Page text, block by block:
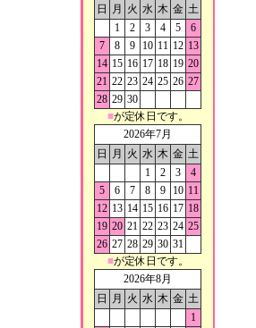
日
月 火 水 木 金 土
1
2 3 4 5
6
7
8 9 10 11 12 13
14 15 16 17 18 19 20
21 22 23 24 25 26 27
28 29 30
■が定休日です。
2026年7月
日
月 火 水 木 金 土
1
2 3
4
5
6 7 8 9 10 11
12 13 14 15 16 17 18
19 20 21 22 23 24 25
26 27 28 29 30 31
■が定休日です。
2026年8月
日
月 火 水 木 金 土
1